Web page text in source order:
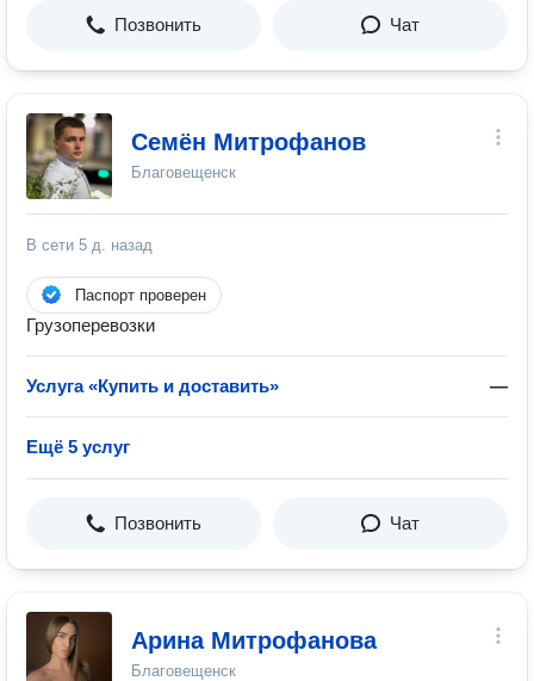
Позвонить Чат
Семён Митрофанов
Благовещенск
В сети 5 д. назад
Паспорт проверен
Грузоперевозки
Услуга «Купить и доставить» —
Ещё 5 услуг
Позвонить Чат
Арина Митрофанова
Благовещенск